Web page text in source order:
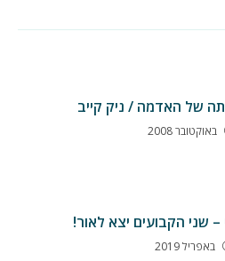
של האדמה / ניק קייב
שני הקבועים יצא לאור!